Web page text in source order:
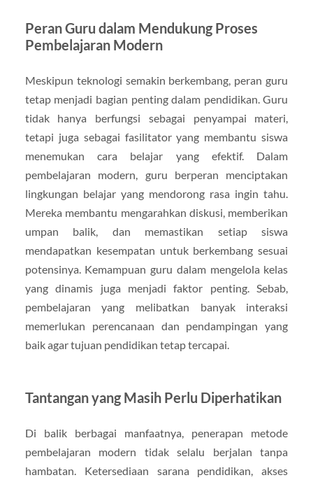
Peran Guru dalam Mendukung Proses
Pembelajaran Modern
Meskipun teknologi semakin berkembang, peran guru
tetap menjadi bagian penting dalam pendidikan. Guru
tidak hanya berfungsi sebagai penyampai materi,
tetapi juga sebagai fasilitator yang membantu siswa
menemukan cara belajar yang efektif. Dalam
pembelajaran modern, guru berperan menciptakan
lingkungan belajar yang mendorong rasa ingin tahu.
Mereka membantu mengarahkan diskusi, memberikan
umpan balik, dan memastikan setiap siswa
mendapatkan kesempatan untuk berkembang sesuai
potensinya. Kemampuan guru dalam mengelola kelas
yang dinamis juga menjadi faktor penting. Sebab,
pembelajaran yang melibatkan banyak interaksi
memerlukan perencanaan dan pendampingan yang
baik agar tujuan pendidikan tetap tercapai.
Tantangan yang Masih Perlu Diperhatikan
Di balik berbagai manfaatnya, penerapan metode
pembelajaran modern tidak selalu berjalan tanpa
hambatan. Ketersediaan sarana pendidikan, akses